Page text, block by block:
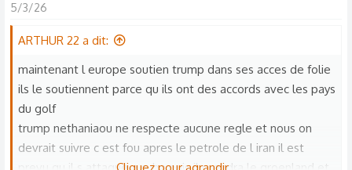
5/3/26
ARTHUR 22 a dit:
maintenant l europe soutien trump dans ses acces de folie
ils le soutiennent parce qu ils ont des accords avec les pays
du golf
trump nethaniaou ne respecte aucune regle et nous on
devrait suivre c est fou apres le petrole de l iran il est